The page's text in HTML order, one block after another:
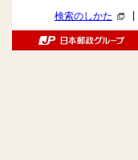
検索のしかた